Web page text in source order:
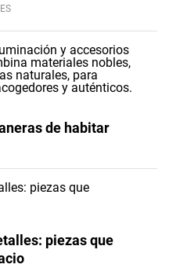
de habitar
piezas que